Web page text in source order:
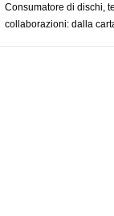
Consumatore di dischi,
collaborazioni: dalla